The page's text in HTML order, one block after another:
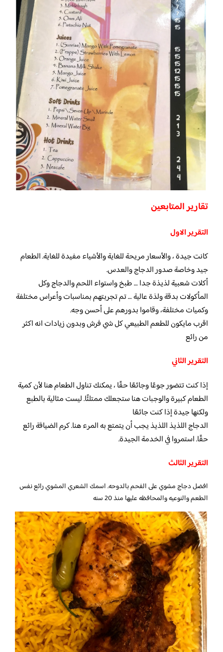
تقارير المتابعين
التقرير الاول
كانت جيدة ، والأسعار مريحة للغاية والأشياء مفيدة للغاية. الطعام
جيد وخاصة صدور الدجاج والعدس.
أكلات شعبية لذيذة جدا … طبخ واستواء اللحم والدجاج وكل
المأكولات بدقة ولذة عالية … تم تجربتهم بمناسبات وأعراس مختلفة
وكميات مختلفة، وقاموا بدورهم على أحسن وجه.
اقرب مايكون للطعم الطبيعي كل شي فرش وبدون زيادات انه اكثر
من رائع
التقرير الثاني
إذا كنت تتضور جوعًا وجائعًا حقًا ، يمكنك تناول الطعام هنا لأن كمية
الطعام كبيرة والوجبات هنا ستجعلك ممتلئًا. ليست مثالية بالطبع
ولكنها جيدة إذا كنت جائعًا
الدجاج اللذيذ اللذيذ يجب أن يتمتع به المرء هنا. كرم الضيافة رائع
حقًا. استمروا في الخدمة الجيدة.
التقرير الثالث
افضل دجاج مشوي على الفحم بالدوحه. اسمك الشعري المشوي رائع نفس
الطعم والنوعيه والمحافظه عليها منذ 20 سنه